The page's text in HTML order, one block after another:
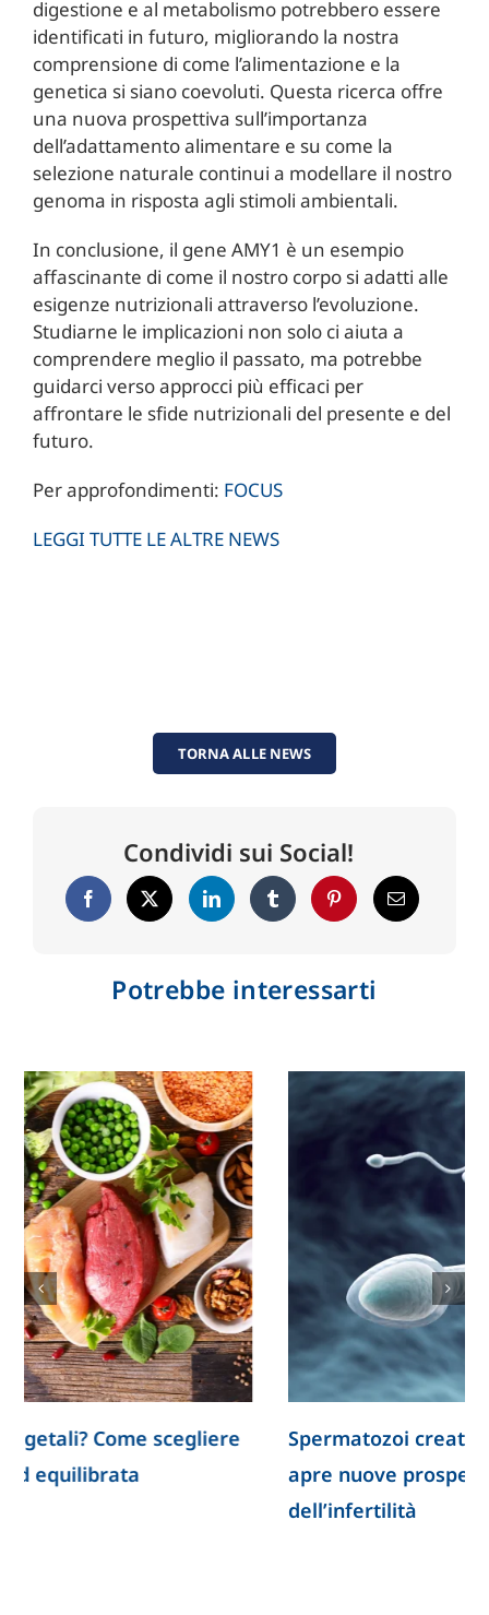
digestione e al metabolismo potrebbero essere
identificati in futuro, migliorando la nostra
comprensione di come l’alimentazione e la
genetica si siano coevoluti. Questa ricerca offre
una nuova prospettiva sull’importanza
dell’adattamento alimentare e su come la
selezione naturale continui a modellare il nostro
genoma in risposta agli stimoli ambientali.
In conclusione, il gene AMY1 è un esempio
affascinante di come il nostro corpo si adatti alle
esigenze nutrizionali attraverso l’evoluzione.
Studiarne le implicazioni non solo ci aiuta a
comprendere meglio il passato, ma potrebbe
guidarci verso approcci più efficaci per
affrontare le sfide nutrizionali del presente e del
futuro.
Per approfondimenti: FOCUS
LEGGI TUTTE LE ALTRE NEWS
TORNA ALLE NEWS
Condividi sui Social!
Potrebbe interessarti
Spermatozoi creati in laboratorio: la ricerca
apre nuove prospettive per lo studio